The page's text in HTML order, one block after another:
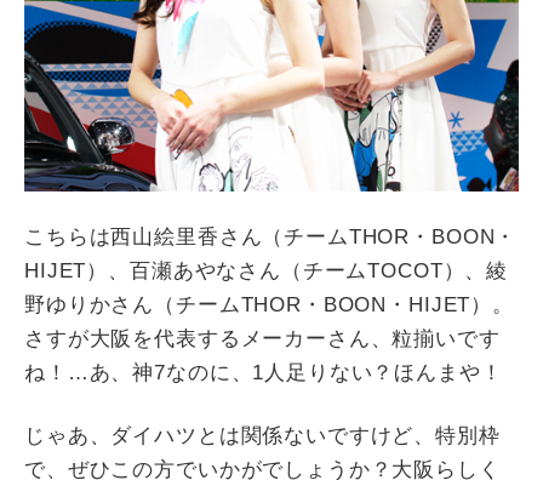
こちらは西山絵里香さん（チームTHOR・BOON・
HIJET）、百瀬あやなさん（チームTOCOT）、綾
野ゆりかさん（チームTHOR・BOON・HIJET）。
さすが大阪を代表するメーカーさん、粒揃いです
ね！…あ、神7なのに、1人足りない？ほんまや！
じゃあ、ダイハツとは関係ないですけど、特別枠
で、ぜひこの方でいかがでしょうか？大阪らしく